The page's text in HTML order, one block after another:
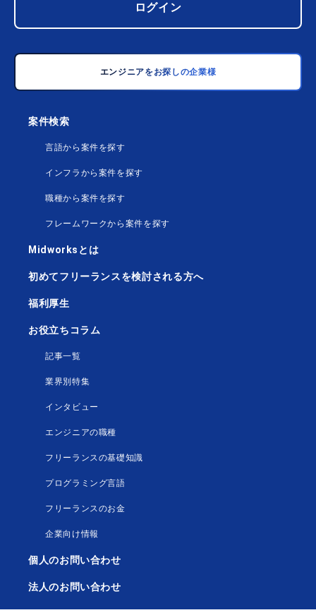
ログイン
エンジニアをお探しの企業様
案件検索
言語から案件を探す
インフラから案件を探す
職種から案件を探す
フレームワークから案件を探す
Midworksとは
初めてフリーランスを検討される方へ
福利厚生
お役立ちコラム
記事一覧
業界別特集
インタビュー
エンジニアの職種
フリーランスの基礎知識
プログラミング言語
フリーランスのお金
企業向け情報
個人のお問い合わせ
法人のお問い合わせ